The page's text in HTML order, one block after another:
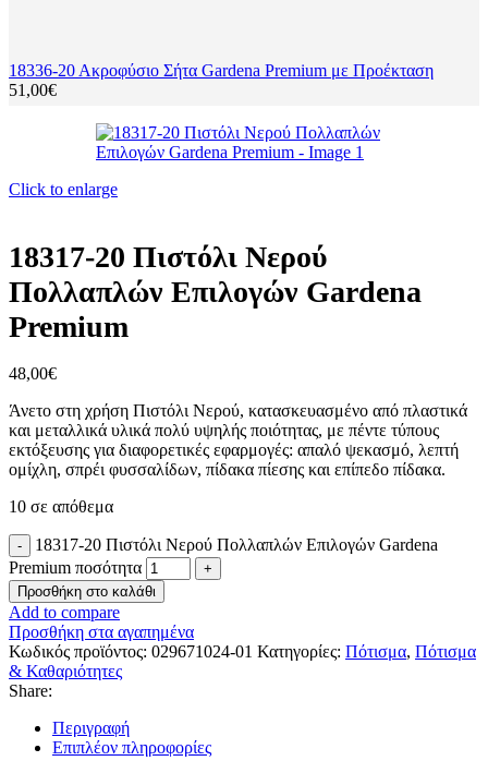
18336-20 Ακροφύσιο Σήτα Gardena Premium με Προέκταση
51,00€
Click to enlarge
18317-20 Πιστόλι Νερού
Πολλαπλών Επιλογών Gardena
Premium
48,00€
Άνετο στη χρήση Πιστόλι Νερού, κατασκευασμένο από πλαστικά
και μεταλλικά υλικά πολύ υψηλής ποιότητας, με πέντε τύπους
εκτόξευσης για διαφορετικές εφαρμογές: απαλό ψεκασμό, λεπτή
ομίχλη, σπρέι φυσσαλίδων, πίδακα πίεσης και επίπεδο πίδακα.
10 σε απόθεμα
18317-20 Πιστόλι Νερού Πολλαπλών Επιλογών Gardena
Premium ποσότητα
Προσθήκη στο καλάθι
Add to compare
Προσθήκη στα αγαπημένα
Κωδικός προϊόντος: 029671024-01 Κατηγορίες: Πότισμα, Πότισμα
& Καθαριότητες
Share:
Περιγραφή
Επιπλέον πληροφορίες